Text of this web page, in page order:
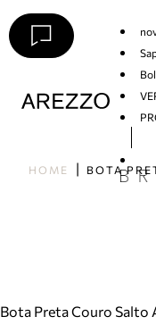
HOME BOTA
Bota Preta Couro Salto